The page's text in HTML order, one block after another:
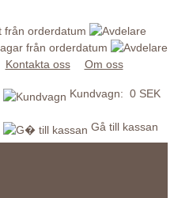
från orderdatum
från orderdatum
Kontakta oss Om oss
Kundvagn: 0 SEK
Gå till kassan